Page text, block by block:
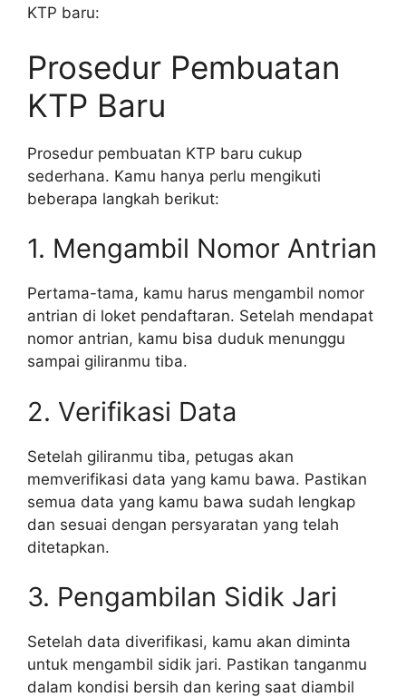
KTP baru:
Prosedur Pembuatan
KTP Baru
Prosedur pembuatan KTP baru cukup
sederhana. Kamu hanya perlu mengikuti
beberapa langkah berikut:
1. Mengambil Nomor Antrian
Pertama-tama, kamu harus mengambil nomor
antrian di loket pendaftaran. Setelah mendapat
nomor antrian, kamu bisa duduk menunggu
sampai giliranmu tiba.
2. Verifikasi Data
Setelah giliranmu tiba, petugas akan
memverifikasi data yang kamu bawa. Pastikan
semua data yang kamu bawa sudah lengkap
dan sesuai dengan persyaratan yang telah
ditetapkan.
3. Pengambilan Sidik Jari
Setelah data diverifikasi, kamu akan diminta
untuk mengambil sidik jari. Pastikan tanganmu
dalam kondisi bersih dan kering saat diambil